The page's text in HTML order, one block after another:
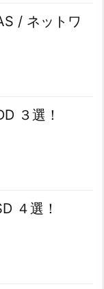
/ ネットワ
３選！
４選！